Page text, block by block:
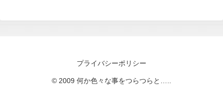
プライバシーポリシー
© 2009 何か色々な事をつらつらと…..